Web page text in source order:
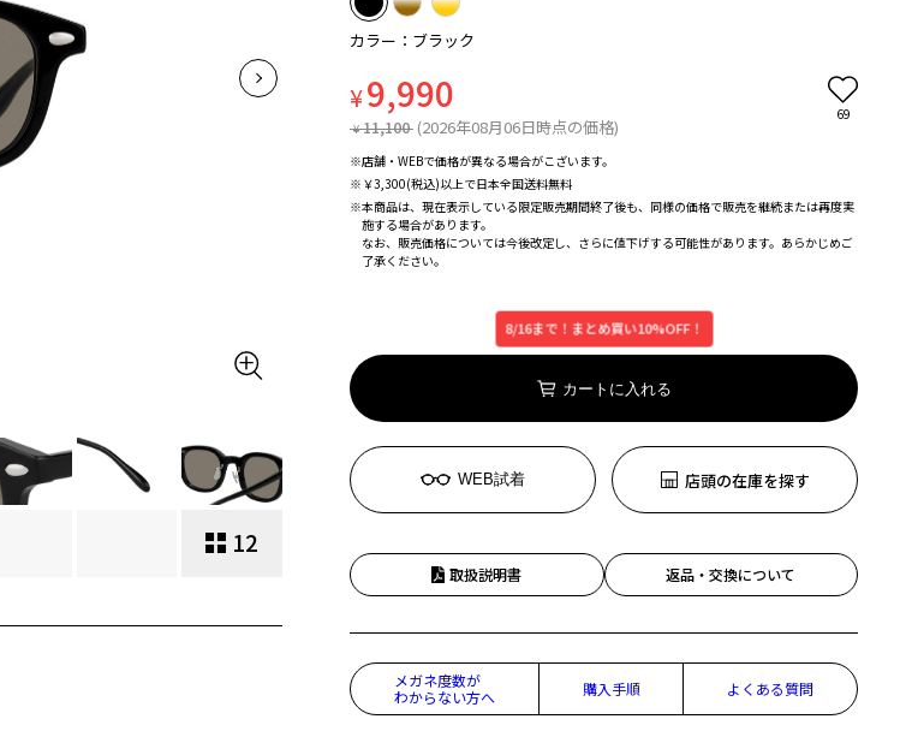
12
カラー：ブラック
¥9,990
¥ 11,100 (2026年08月06日時点の価格)
69
※店舗・WEBで価格が異なる場合がこざいます。
※￥3,300(税込)以上で日本全国送料無料
※本商品は、現在表示している限定販売期間終了後も、同様の価格で販売を継続または再度実
施する場合があります。
なお、販売価格については今後改定し、さらに値下げする可能性があります。あらかじめご
了承ください。
8/16まで！まとめ買い10%OFF！
カートに入れる
WEB試着 店頭の在庫を探す
取扱説明書 返品・交換について
メガネ度数が
わからない方へ
購入手順 よくある質問